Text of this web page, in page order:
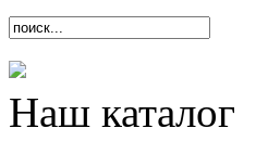
Наш каталог